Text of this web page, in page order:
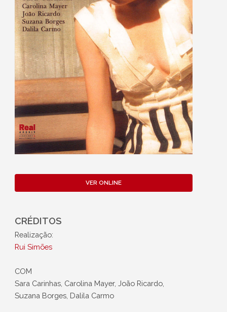
VER ONLINE
CRÉDITOS
Realização:
Rui Simões
COM
Sara Carinhas, Carolina Mayer, João Ricardo,
Suzana Borges, Dalila Carmo